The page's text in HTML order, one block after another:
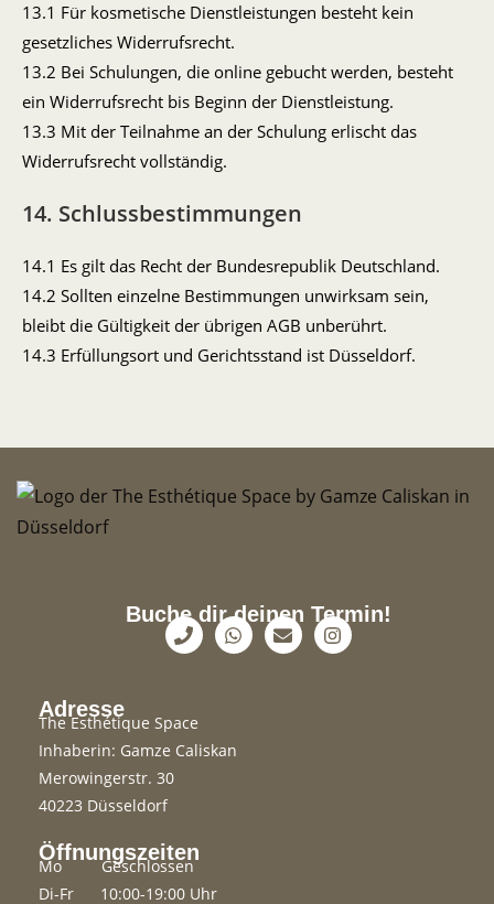
13.1 Für kosmetische Dienstleistungen besteht kein
gesetzliches Widerrufsrecht.
13.2 Bei Schulungen, die online gebucht werden, besteht
ein Widerrufsrecht bis Beginn der Dienstleistung.
13.3 Mit der Teilnahme an der Schulung erlischt das
Widerrufsrecht vollständig.
14. Schlussbestimmungen
14.1 Es gilt das Recht der Bundesrepublik Deutschland.
14.2 Sollten einzelne Bestimmungen unwirksam sein,
bleibt die Gültigkeit der übrigen AGB unberührt.
14.3 Erfüllungsort und Gerichtsstand ist Düsseldorf.
Buche dir deinen Termin!
Adresse
The Esthétique Space
Inhaberin: Gamze Caliskan
Merowingerstr. 30
40223 Düsseldorf
Öffnungszeiten
Mo Geschlossen
Di-Fr 10:00-19:00 Uhr